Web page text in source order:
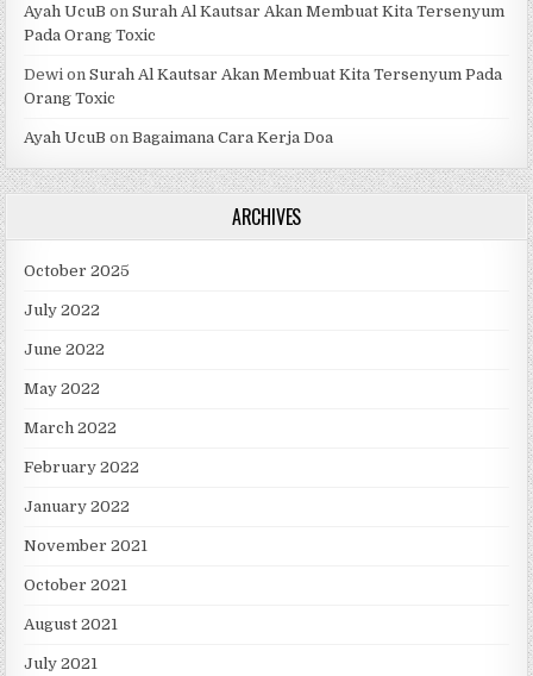
Ayah UcuB onSurah Al Kautsar Akan Membuat Kita Tersenyum
Pada Orang Toxic
Dewi onSurah Al Kautsar Akan Membuat Kita Tersenyum Pada
Orang Toxic
Ayah UcuB onBagaimana Cara Kerja Doa
ARCHIVES
October 2025
July 2022
June 2022
May 2022
March 2022
February 2022
January 2022
November 2021
October 2021
August 2021
July 2021